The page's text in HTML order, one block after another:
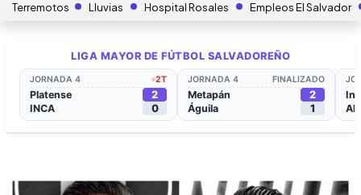
Terremotos Lluvias Hospital Rosales Empleos El Salvador